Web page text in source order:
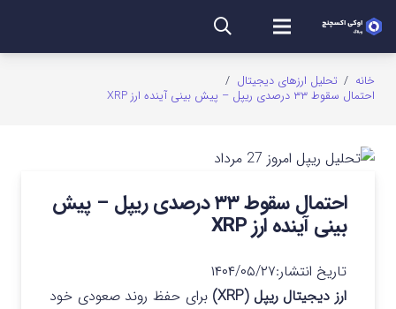
خانه / تحلیل ارزهای دیجیتال /
احتمال سقوط ۳۳ درصدی ریپل – پیش بینی آینده ارز XRP
احتمال سقوط ۳۳ درصدی ریپل – پیش
بینی آینده ارز XRP
تاریخ انتشار:۱۴۰۴/۰۵/۲۷
ارز دیجیتال ریپل (XRP)
برای حفظ روند صعودی خود